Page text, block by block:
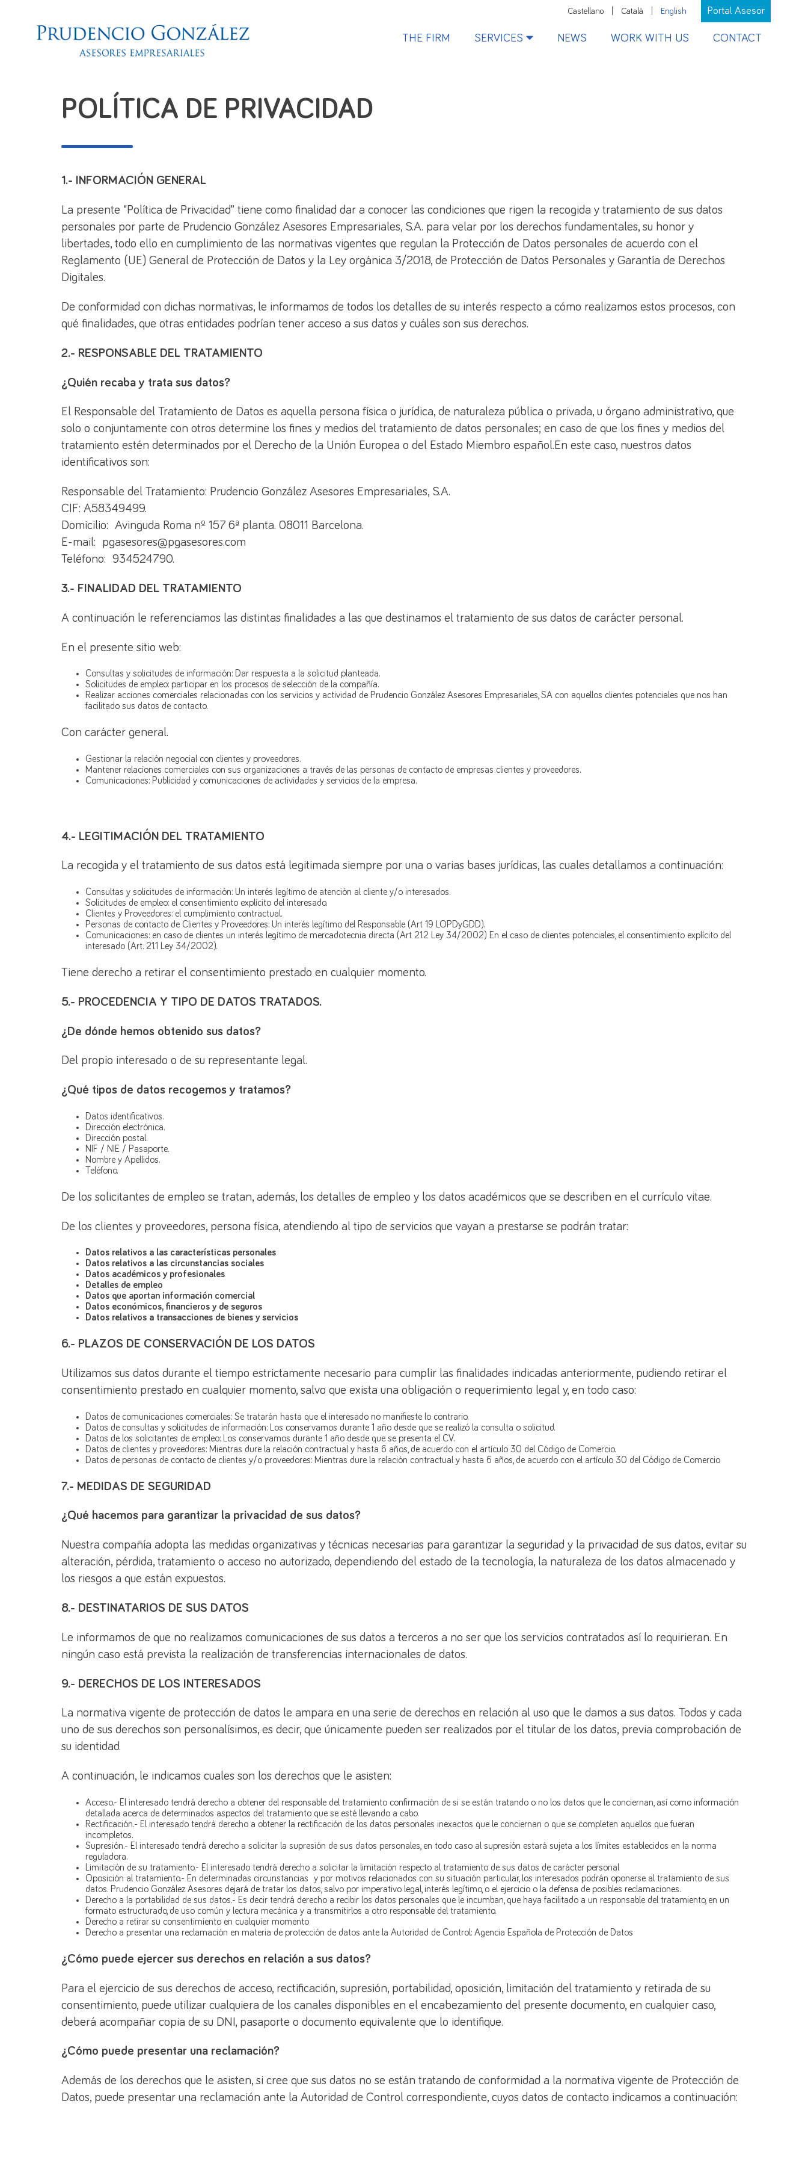
Castellano Català English Portal Asesor
THE FIRM SERVICES NEWS WORK WITH US CONTACT
POLÍTICA DE PRIVACIDAD
1.- INFORMACIÓN GENERAL
La presente "Política de Privacidad” tiene como finalidad dar a conocer las condiciones que rigen la recogida y tratamiento de sus datos
personales por parte de Prudencio González Asesores Empresariales, S.A. para velar por los derechos fundamentales, su honor y
libertades, todo ello en cumplimiento de las normativas vigentes que regulan la Protección de Datos personales de acuerdo con el
Reglamento (UE) General de Protección de Datos y la Ley orgánica 3/2018, de Protección de Datos Personales y Garantía de Derechos
Digitales.
De conformidad con dichas normativas, le informamos de todos los detalles de su interés respecto a cómo realizamos estos procesos, con
qué finalidades, que otras entidades podrían tener acceso a sus datos y cuáles son sus derechos.
2.- RESPONSABLE DEL TRATAMIENTO
¿Quién recaba y trata sus datos?
El Responsable del Tratamiento de Datos es aquella persona física o jurídica, de naturaleza pública o privada, u órgano administrativo, que
solo o conjuntamente con otros determine los fines y medios del tratamiento de datos personales; en caso de que los fines y medios del
tratamiento estén determinados por el Derecho de la Unión Europea o del Estado Miembro español.En este caso, nuestros datos
identificativos son:
Responsable del Tratamiento: Prudencio González Asesores Empresariales, S.A.
CIF: A58349499.
Domicilio: Avinguda Roma nº 157 6ª planta. 08011 Barcelona.
E-mail: pgasesores@pgasesores.com
Teléfono: 934524790.
3.- FINALIDAD DEL TRATAMIENTO
A continuación le referenciamos las distintas finalidades a las que destinamos el tratamiento de sus datos de carácter personal.
En el presente sitio web:
Consultas y solicitudes de información: Dar respuesta a la solicitud planteada.
Solicitudes de empleo: participar en los procesos de selección de la compañía.
Realizar acciones comerciales relacionadas con los servicios y actividad de Prudencio González Asesores Empresariales, SA con aquellos clientes potenciales que nos han
facilitado sus datos de contacto.
Con carácter general.
Gestionar la relación negocial con clientes y proveedores.
Mantener relaciones comerciales con sus organizaciones a través de las personas de contacto de empresas clientes y proveedores.
Comunicaciones: Publicidad y comunicaciones de actividades y servicios de la empresa.
4.- LEGITIMACIÓN DEL TRATAMIENTO
La recogida y el tratamiento de sus datos está legitimada siempre por una o varias bases jurídicas, las cuales detallamos a continuación:
Consultas y solicitudes de información: Un interés legítimo de atención al cliente y/o interesados.
Solicitudes de empleo: el consentimiento explícito del interesado.
Clientes y Proveedores: el cumplimiento contractual.
Personas de contacto de Clientes y Proveedores: Un interés legítimo del Responsable (Art 19 LOPDyGDD).
Comunicaciones: en caso de clientes un interés legítimo de mercadotecnia directa (Art 21.2 Ley 34/2002) En el caso de clientes potenciales, el consentimiento explícito del
interesado (Art. 21.1 Ley 34/2002).
Tiene derecho a retirar el consentimiento prestado en cualquier momento.
5.- PROCEDENCIA Y TIPO DE DATOS TRATADOS.
¿De dónde hemos obtenido sus datos?
Del propio interesado o de su representante legal.
¿Qué tipos de datos recogemos y tratamos?
Datos identificativos.
Dirección electrónica.
Dirección postal.
NIF / NIE / Pasaporte.
Nombre y Apellidos.
Teléfono.
De los solicitantes de empleo se tratan, además, los detalles de empleo y los datos académicos que se describen en el currículo vitae.
De los clientes y proveedores, persona física, atendiendo al tipo de servicios que vayan a prestarse se podrán tratar:
Datos relativos a las características personales
Datos relativos a las circunstancias sociales
Datos académicos y profesionales
Detalles de empleo
Datos que aportan información comercial
Datos económicos, financieros y de seguros
Datos relativos a transacciones de bienes y servicios
6.- PLAZOS DE CONSERVACIÓN DE LOS DATOS
Utilizamos sus datos durante el tiempo estrictamente necesario para cumplir las finalidades indicadas anteriormente, pudiendo retirar el
consentimiento prestado en cualquier momento, salvo que exista una obligación o requerimiento legal y, en todo caso:
Datos de comunicaciones comerciales: Se tratarán hasta que el interesado no manifieste lo contrario.
Datos de consultas y solicitudes de información: Los conservamos durante 1 año desde que se realizó la consulta o solicitud.
Datos de los solicitantes de empleo: Los conservamos durante 1 año desde que se presenta el CV.
Datos de clientes y proveedores: Mientras dure la relación contractual y hasta 6 años, de acuerdo con el artículo 30 del Código de Comercio.
Datos de personas de contacto de clientes y/o proveedores: Mientras dure la relación contractual y hasta 6 años, de acuerdo con el artículo 30 del Código de Comercio
7.- MEDIDAS DE SEGURIDAD
¿Qué hacemos para garantizar la privacidad de sus datos?
Nuestra compañía adopta las medidas organizativas y técnicas necesarias para garantizar la seguridad y la privacidad de sus datos, evitar su
alteración, pérdida, tratamiento o acceso no autorizado, dependiendo del estado de la tecnología, la naturaleza de los datos almacenado y
los riesgos a que están expuestos.
8.- DESTINATARIOS DE SUS DATOS
Le informamos de que no realizamos comunicaciones de sus datos a terceros a no ser que los servicios contratados así lo requirieran. En
ningún caso está prevista la realización de transferencias internacionales de datos.
9.- DERECHOS DE LOS INTERESADOS
La normativa vigente de protección de datos le ampara en una serie de derechos en relación al uso que le damos a sus datos. Todos y cada
uno de sus derechos son personalísimos, es decir, que únicamente pueden ser realizados por el titular de los datos, previa comprobación de
su identidad.
A continuación, le indicamos cuales son los derechos que le asisten:
Acceso.- El interesado tendrá derecho a obtener del responsable del tratamiento confirmación de si se están tratando o no los datos que le conciernan, así como información
detallada acerca de determinados aspectos del tratamiento que se esté llevando a cabo.
Rectificación.- El interesado tendrá derecho a obtener la rectificación de los datos personales inexactos que le conciernan o que se completen aquellos que fueran
incompletos.
Supresión.- El interesado tendrá derecho a solicitar la supresión de sus datos personales, en todo caso al supresión estará sujeta a los límites establecidos en la norma
reguladora.
Limitación de su tratamiento.- El interesado tendrá derecho a solicitar la limitación respecto al tratamiento de sus datos de carácter personal
Oposición al tratamiento.- En determinadas circunstancias y por motivos relacionados con su situación particular, los interesados podrán oponerse al tratamiento de sus
datos. Prudencio González Asesores dejará de tratar los datos, salvo por imperativo legal, interés legítimo, o el ejercicio o la defensa de posibles reclamaciones.
Derecho a la portabilidad de sus datos.- Es decir tendrá derecho a recibir los datos personales que le incumban, que haya facilitado a un responsable del tratamiento, en un
formato estructurado, de uso común y lectura mecánica y a transmitirlos a otro responsable del tratamiento.
Derecho a retirar su consentimiento en cualquier momento
Derecho a presentar una reclamación en materia de protección de datos ante la Autoridad de Control: Agencia Española de Protección de Datos
¿Cómo puede ejercer sus derechos en relación a sus datos?
Para el ejercicio de sus derechos de acceso, rectificación, supresión, portabilidad, oposición, limitación del tratamiento y retirada de su
consentimiento, puede utilizar cualquiera de los canales disponibles en el encabezamiento del presente documento, en cualquier caso,
deberá acompañar copia de su DNI, pasaporte o documento equivalente que lo identifique.
¿Cómo puede presentar una reclamación?
Además de los derechos que le asisten, si cree que sus datos no se están tratando de conformidad a la normativa vigente de Protección de
Datos, puede presentar una reclamación ante la Autoridad de Control correspondiente, cuyos datos de contacto indicamos a continuación: